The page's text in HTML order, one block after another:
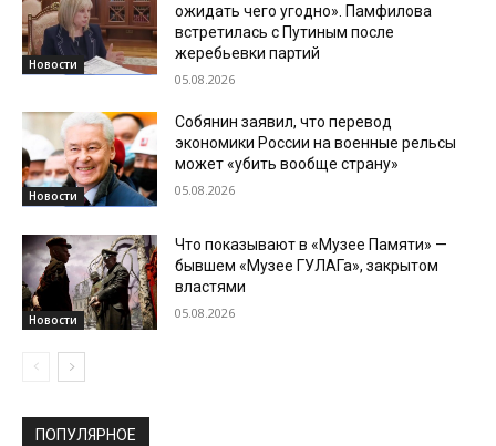
Новости
ожидать чего угодно». Памфилова
встретилась с Путиным после
жеребьевки партий
05.08.2026
Новости
Собянин заявил, что перевод
экономики России на военные рельсы
может «убить вообще страну»
05.08.2026
Новости
Что показывают в «Музее Памяти» —
бывшем «Музее ГУЛАГа», закрытом
властями
05.08.2026
ПОПУЛЯРНОЕ